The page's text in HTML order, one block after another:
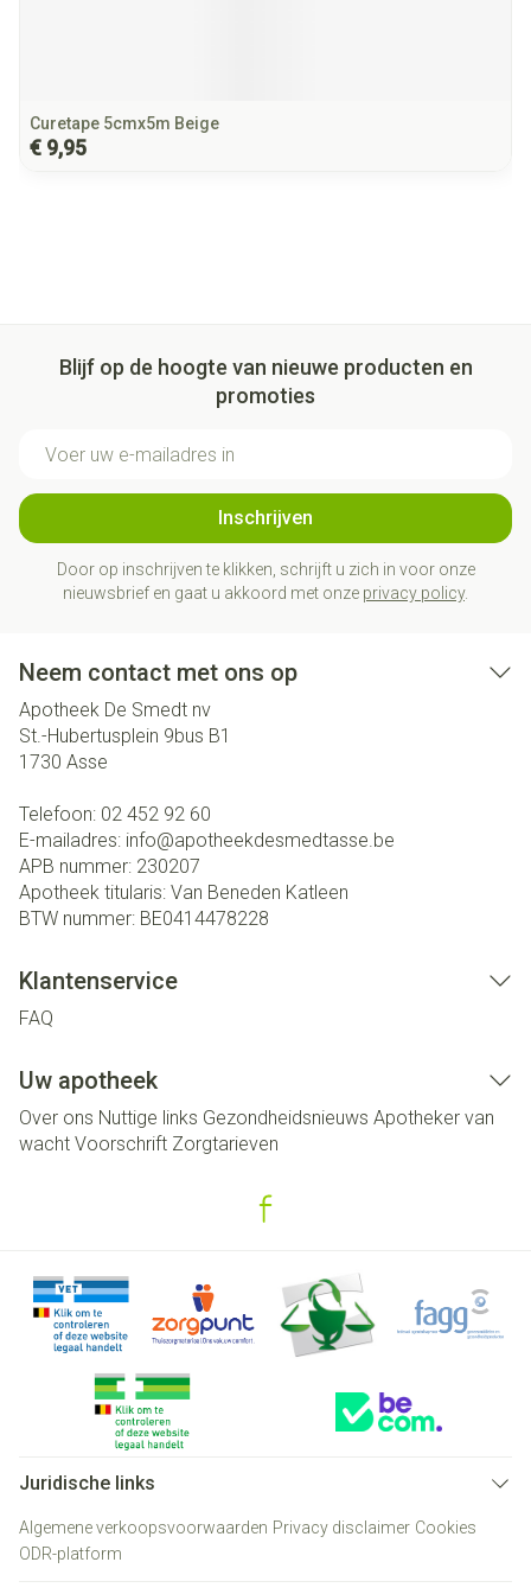
Curetape 5cmx5m Beige
€ 9,95
Blijf op de hoogte van nieuwe producten en
promoties
Inschrijven
Door op inschrijven te klikken, schrijft u zich in voor onze
nieuwsbrief en gaat u akkoord met onze privacy policy.
Neem contact met ons op
Apotheek De Smedt nv
St.-Hubertusplein 9bus B1
1730 Asse
Telefoon: 02 452 92 60
E-mailadres: info@apotheekdesmedtasse.be
APB nummer: 230207
Apotheek titularis: Van Beneden Katleen
BTW nummer: BE0414478228
Klantenservice
FAQ
Uw apotheek
Over ons Nuttige links Gezondheidsnieuws Apotheker van
wacht Voorschrift Zorgtarieven
Juridische links
Algemene verkoopsvoorwaarden Privacy disclaimer Cookies
ODR-platform